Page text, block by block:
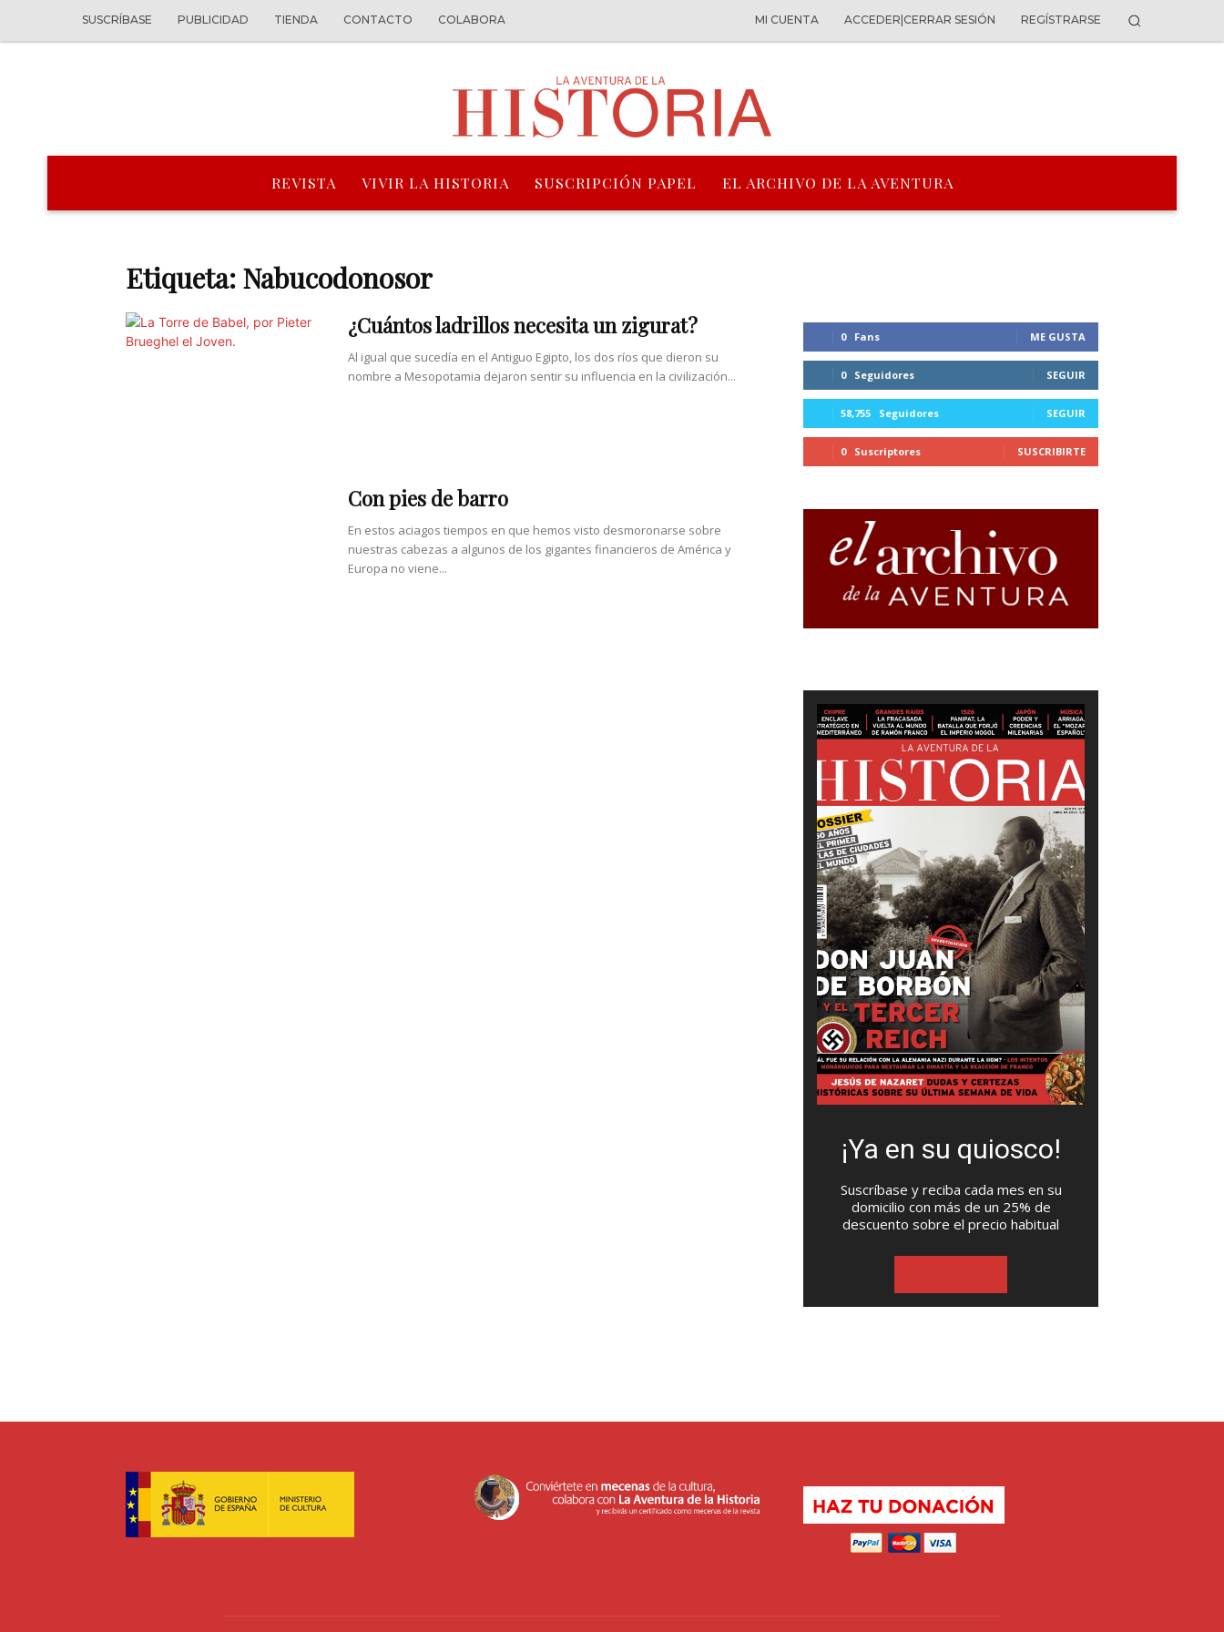
SUSCRÍBASE PUBLICIDAD TIENDA CONTACTO COLABORA MI CUENTA ACCEDER|CERRAR SESIÓN REGÍSTRARSE
REVISTA VIVIR LA HISTORIA SUSCRIPCIÓN PAPEL EL ARCHIVO DE LA AVENTURA
Etiqueta: Nabucodonosor
¿Cuántos ladrillos necesita un zigurat?
Al igual que sucedía en el Antiguo Egipto, los dos ríos que dieron su
nombre a Mesopotamia dejaron sentir su influencia en la civilización...
Con pies de barro
En estos aciagos tiempos en que hemos visto desmoronarse sobre
nuestras cabezas a algunos de los gigantes financieros de América y
Europa no viene...
0 Fans ME GUSTA
0 Seguidores SEGUIR
58,755 Seguidores SEGUIR
0 Suscriptores SUSCRIBIRTE
¡Ya en su quiosco!
Suscríbase y reciba cada mes en su
domicilio con más de un 25% de
descuento sobre el precio habitual